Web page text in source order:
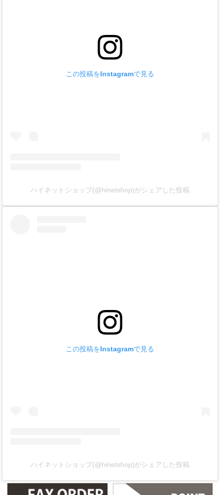
この投稿をInstagramで見る
ハイネットショップ(@hinetshop)がシェアした投稿
この投稿をInstagramで見る
ハイネットショップ(@hinetshop)がシェアした投稿